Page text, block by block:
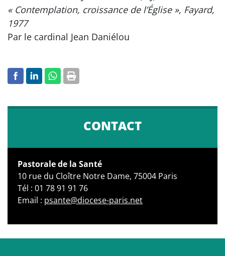
« Contemplation, croissance de l’Église », Fayard,
1977
Par le cardinal Jean Daniélou
CONTACT
Pastorale de la Santé
10 rue du Cloître Notre Dame, 75004 Paris
Tél : 01 78 91 91 76
Email : psante@diocese-paris.net